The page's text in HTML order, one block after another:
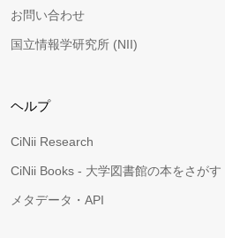
お問い合わせ
国立情報学研究所 (NII)
ヘルプ
CiNii Research
CiNii Books - 大学図書館の本をさがす
メタデータ・API